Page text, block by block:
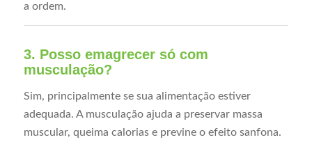
a ordem.
3. Posso emagrecer só com
musculação?
Sim, principalmente se sua alimentação estiver
adequada. A musculação ajuda a preservar massa
muscular, queima calorias e previne o efeito sanfona.